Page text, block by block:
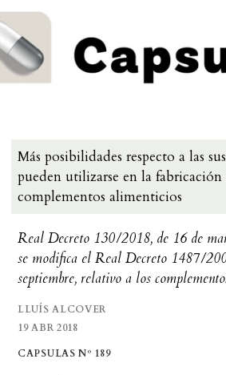
Más posibilidades respecto a las
pueden utilizarse en la fabricación
complementos alimenticios
Real Decreto 130/2018, de 16 de
se modifica el Real Decreto 1487/
septiembre, relativo a los
LLUÍS ALCOVER
19 ABR 2018
CAPSULAS Nº 189